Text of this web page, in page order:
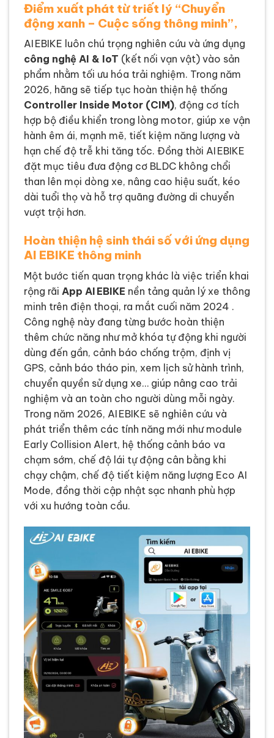
Điểm xuất phát từ triết lý “Chuyển
động xanh – Cuộc sống thông minh”,
AI EBIKE luôn chú trọng nghiên cứu và ứng dụng
công nghệ AI & IoT (kết nối vạn vật) vào sản
phẩm nhằm tối ưu hóa trải nghiệm. Trong năm
2026, hãng sẽ tiếp tục hoàn thiện hệ thống
Controller Inside Motor (CIM), động cơ tích
hợp bộ điều khiển trong lòng motor, giúp xe vận
hành êm ái, mạnh mẽ, tiết kiệm năng lượng và
hạn chế độ trễ khi tăng tốc. Đồng thời AI EBIKE
đặt mục tiêu đưa động cơ BLDC không chổi
than lên mọi dòng xe, nâng cao hiệu suất, kéo
dài tuổi thọ và hỗ trợ quãng đường di chuyển
vượt trội hơn.
Hoàn thiện hệ sinh thái số với ứng dụng
AI EBIKE thông minh
Một bước tiến quan trọng khác là việc triển khai
rộng rãi App AI EBIKE nền tảng quản lý xe thông
minh trên điện thoại, ra mắt cuối năm 2024 .
Công nghệ này đang từng bước hoàn thiện
thêm chức năng như mở khóa tự động khi người
dùng đến gần, cảnh báo chống trộm, định vị
GPS, cảnh báo tháo pin, xem lịch sử hành trình,
chuyển quyền sử dụng xe… giúp nâng cao trải
nghiệm và an toàn cho người dùng mỗi ngày.
Trong năm 2026, AI EBIKE sẽ nghiên cứu và
phát triển thêm các tính năng mới như module
Early Collision Alert, hệ thống cảnh báo va
chạm sớm, chế độ lái tự động cân bằng khi
chạy chậm, chế độ tiết kiệm năng lượng Eco AI
Mode, đồng thời cập nhật sạc nhanh phù hợp
với xu hướng toàn cầu.